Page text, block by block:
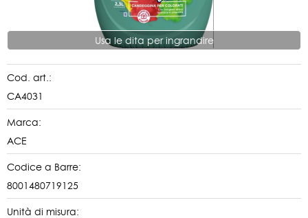
Usa le dita per ingrandire
Cod. art.:
CA4031
Marca:
ACE
Codice a Barre:
8001480719125
Unità di misura: